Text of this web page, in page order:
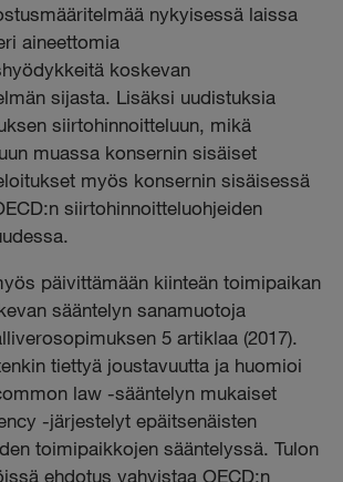
nykyisessä laissa
aineettomia
koskevan
sijasta. Lisäksi uudistuksia
siirtohinnoitteluun, mikä
muassa konsernin sisäiset
myös konsernin sisäisessä
siirtohinnoitteluohjeiden
päivittämään kiinteän toimipaikan
sääntelyn sanamuotoja
5 artiklaa (2017).
tiettyä joustavuutta ja huomioi
law -sääntelyn mukaiset
-järjestelyt epäitsenäisten
toimipaikkojen sääntelyssä. Tulon
ehdotus vahvistaa OECD:n